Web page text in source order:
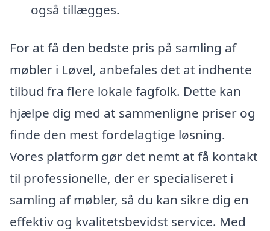
også tillægges.
For at få den bedste pris på samling af
møbler i Løvel, anbefales det at indhente
tilbud fra flere lokale fagfolk. Dette kan
hjælpe dig med at sammenligne priser og
finde den mest fordelagtige løsning.
Vores platform gør det nemt at få kontakt
til professionelle, der er specialiseret i
samling af møbler, så du kan sikre dig en
effektiv og kvalitetsbevidst service. Med